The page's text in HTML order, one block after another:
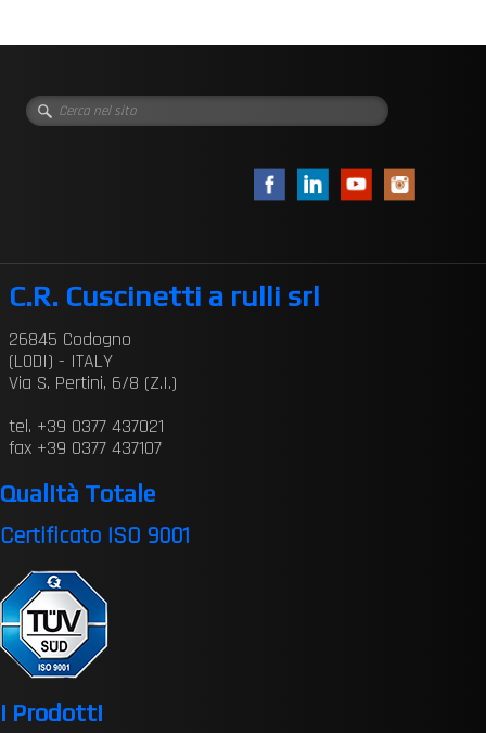
C.R. Cuscinetti a rulli srl
26845 Codogno
(LODI) - ITALY
Via S. Pertini, 6/8 (Z.I.)
tel. +39 0377 437021
fax +39 0377 437107
Qualità Totale
Certificato ISO 9001
I Prodotti